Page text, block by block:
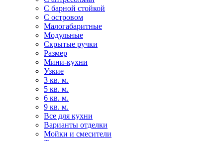
С барной стойкой
С островом
Малогабаритные
Модульные
Скрытые ручки
Размер
Мини-кухни
Узкие
3 кв. м.
5 кв. м.
6 кв. м.
9 кв. м.
Все для кухни
Варианты отделки
Мойки и смесители